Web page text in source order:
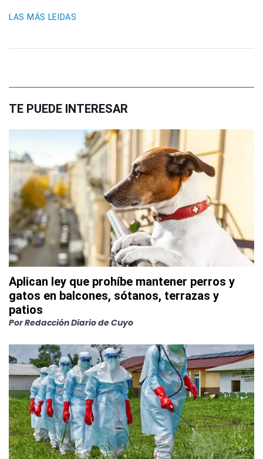
LAS MÁS LEIDAS
TE PUEDE INTERESAR
Aplican ley que prohíbe mantener perros y
gatos en balcones, sótanos, terrazas y
patios
PorRedacción Diario de Cuyo